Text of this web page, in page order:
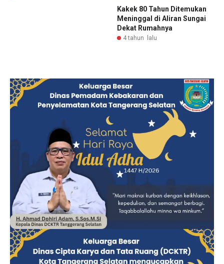
Kakek 80 Tahun Ditemukan
Meninggal di Aliran Sungai
Dekat Rumahnya
4 tahun lalu